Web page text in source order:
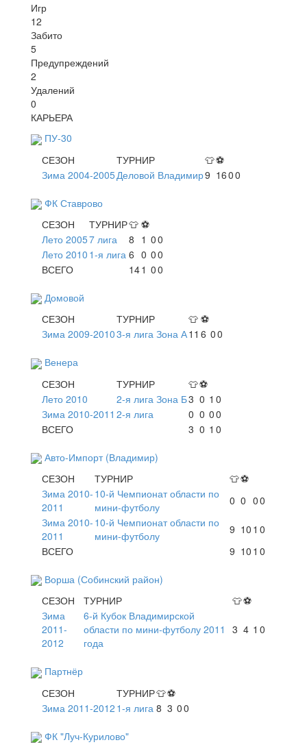
Игр
12
Забито
5
Предупреждений
2
Удалений
0
КАРЬЕРА
ПУ-30
СЕЗОН
ТУРНИР 👕⚽
Зима 2004-2005Деловой Владимир9 1600
ФК Ставрово
СЕЗОН
ТУРНИР👕 ⚽
Лето 20057 лига 8 1 00
Лето 2010 1-я лига 6 0 00
ВСЕГО
141 00
Домовой
СЕЗОН
ТУРНИР 👕 ⚽
Зима 2009-20103-я лига Зона А11 6 00
Венера
СЕЗОН
ТУРНИР 👕⚽
Лето 2010
2-я лига Зона Б3 0 1 0
Зима 2010-2011 2-я лига 0 0 00
ВСЕГО
3 0 1 0
Авто-Импорт (Владимир)
СЕЗОН
ТУРНИР 👕⚽
Зима 2010-
2011
10-й Чемпионат области по
мини-футболу
0 0 00
Зима 2010-
2011
10-й Чемпионат области по
мини-футболу
9 10 1 0
ВСЕГО
9 10 1 0
Ворша (Собинский район)
СЕЗОН
ТУРНИР 👕⚽
Зима
2011-
2012
6-й Кубок Владимирской
области по мини-футболу 2011
года
3 4 1 0
Партнёр
СЕЗОН
ТУРНИР👕⚽
Зима 2011-2012 1-я лига 8 3 00
ФК "Луч-Курилово"